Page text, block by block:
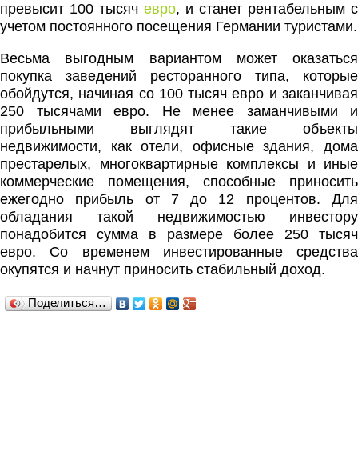
превысит 100 тысяч евро, и станет рентабельным с
учетом постоянного посещения Германии туристами.
Весьма выгодным вариантом может оказаться
покупка заведений ресторанного типа, которые
обойдутся, начиная со 100 тысяч евро и заканчивая
250 тысячами евро. Не менее заманчивыми и
прибыльными выглядят такие объекты
недвижимости, как отели, офисные здания, дома
престарелых, многоквартирные комплексы и иные
коммерческие помещения, способные приносить
ежегодно прибыль от 7 до 12 процентов. Для
обладания такой недвижимостью инвестору
понадобится сумма в размере более 250 тысяч
евро. Со временем инвестированные средства
окупятся и начнут приносить стабильный доход.
Поделиться…